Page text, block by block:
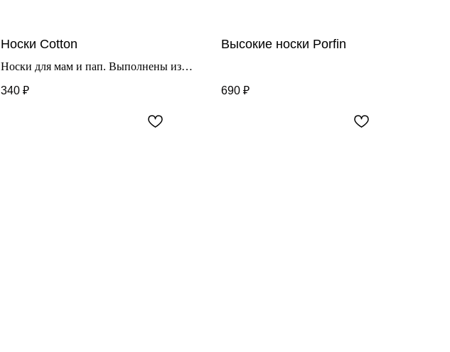
Носки Cotton
Носки для мам и пап. Выполнены из
340 ₽
Высокие носки Porfin
690 ₽